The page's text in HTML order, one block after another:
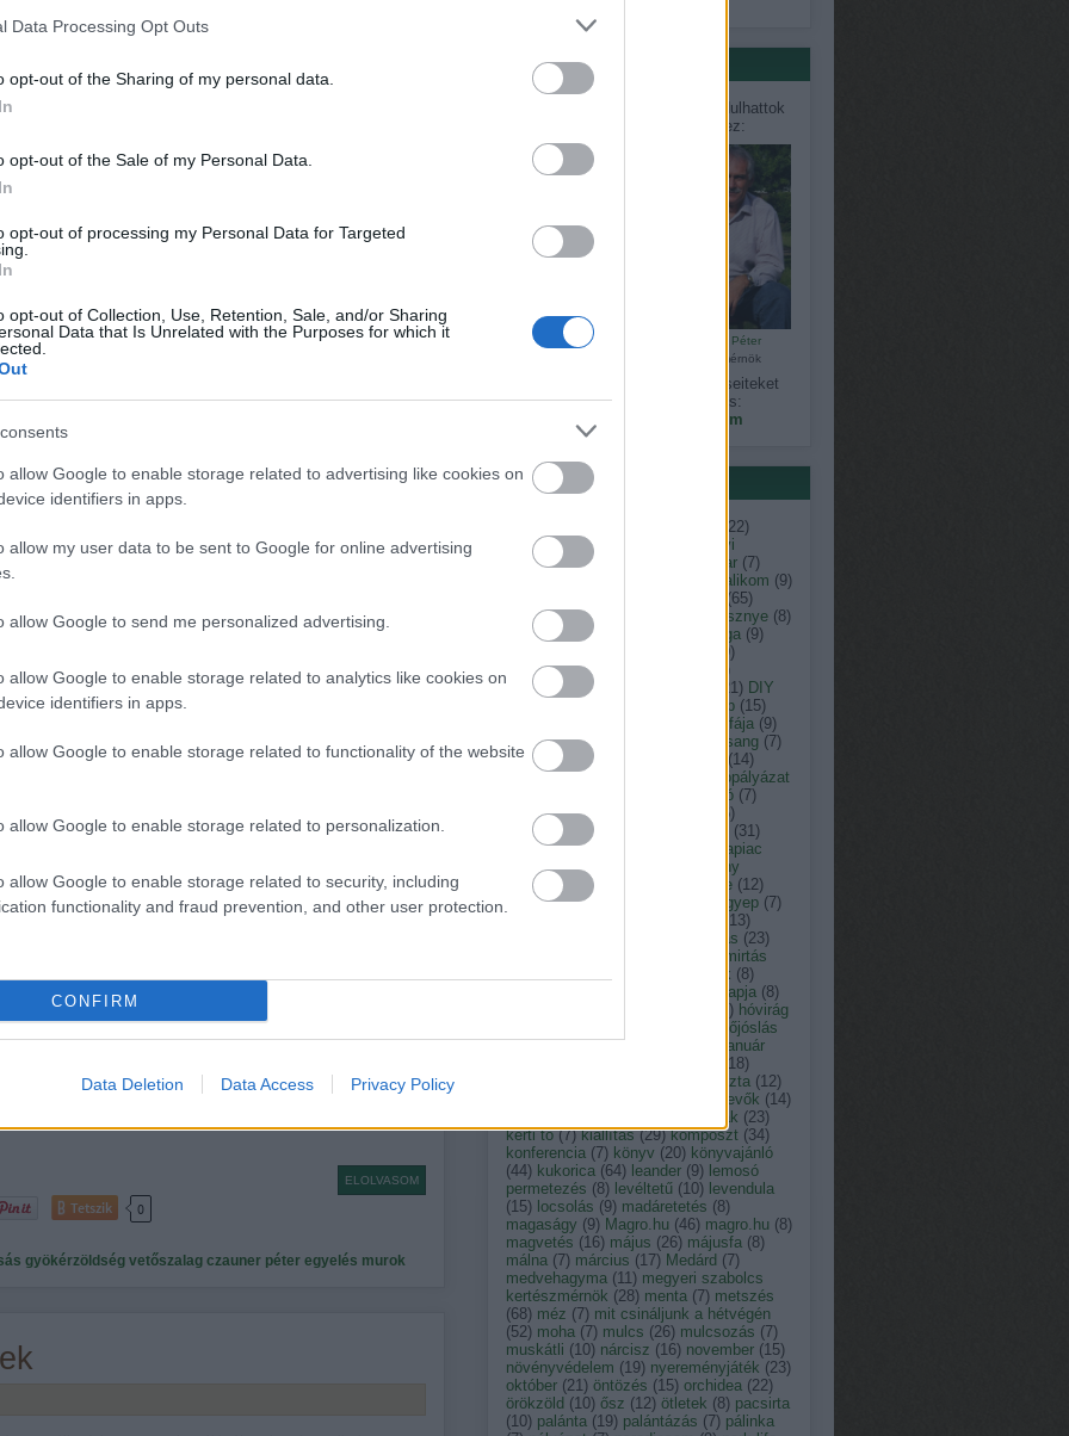
Data Processing Opt Outs
opt-out of the Sharing of my personal data.
opt-out of the Sale of my Personal Data.
opt-out of processing my Personal Data for Targeted
opt-out of Collection, Use, Retention, Sale, and/or Sharing
Data that Is Unrelated with the Purposes for which it
allow Google to enable storage related to advertising like cookies on
identifiers in apps.
allow my user data to be sent to Google for online advertising
allow Google to send me personalized advertising.
allow Google to enable storage related to analytics like cookies on
identifiers in apps.
allow Google to enable storage related to functionality of the website
allow Google to enable storage related to personalization.
allow Google to enable storage related to security, including
functionality and fraud prevention, and other user protection.
CONFIRM
Data Deletion Data Access Privacy Policy
számára még a metszés tudományánál is sejtelmesebb
A kettő közötti hasonlóság: könnyű hibázni, és a
növénynek időre van szüksége, hogy túljusson a bajon, ha
ELOLVASOM
műtrágya czauner péter tápanyaghiány
a permetező
metszésekor a jó szemű és ügyes kezű kertész el tudja
azonban a virtuóz ollókezelésnél több is kell. Van, aki
ELOLVASOM
gyümölcsfa lemosó permetezés czauner péter
aki szeret ásni
katalógusaiban fellelhető sárgarépafotók láttán a
hamar kedve szottyan termesztésével próbálkozni. A
érzi jól magát, pontosabban ilyen közegben fejleszt pompás
ELOLVASOM
Tetszik 0
gyökérzöldség vetőszalag czauner péter egyelés murok
Szakértőink
Kérdésekkel, problémákkal fordulhattok
közvetlenül szakértőinkhez:
Bálint Károly
Czauner Péter
kertészmérnök
Vagy észrevételeiteket, kérdéseiteket
megoszthatjátok velünk is:
kapanyelinfo@gmail.com
Címkék
22)
aratás
(13 arborétum
ásványi
anyagok
33) avar (7)
bazsalikom (9)
(65)
citromfű
) citrusfélék cseresznye (8)
cseresznyefa
csiga (9)
19)
czauner péter
)
december
15 21) DIY
dologtiltó nap (15)
év fája (9)
fagy (11) fagyosszentek farsang (7)
faültetés
február (14)
fitofriday (7)
fotópályázat
fűnyíró (7)
fűszerkert (10 36)
fűszernövények
(31)
füvészkert (
gabonapiac
Gardenexpo
gazdasszony
tanácsai
gépek gesztenye (12)
gomba (8) gombabetegség gyep (7)
13)
gyógyhatás (23)
gyomirtás
hagymások (8)
halottak napja (8)
) hóvirág
időjóslás
(7) immunerősítő
január
18)
káposzta (12)
kártevők (14)
kerti munkák (23)
kerti tó (7) kiállítás (29) komposzt (34)
konferencia (7) könyv (20) könyvajánló
(44) kukorica (64) leander (9) lemosó
permetezés (8) levéltetű (10) levendula
(15) locsolás (9) madáretetés (8)
magaságy (9) Magro.hu (46) magro.hu (8)
magvetés (16) május (26) májusfa (8)
málna (7) március (17) Medárd (7)
medvehagyma (11) megyeri szabolcs
kertészmérnök (28) menta (7) metszés
(68) méz (7) mit csináljunk a hétvégén
(52) moha (7) mulcs (26) mulcsozás (7)
muskátli (10) nárcisz (16) november (15)
növényvédelem (19) nyereményjáték (23)
október (21) öntözés (15) orchidea (22)
örökzöld (10) ősz (12) ötletek (8) pacsirta
(10) palánta (19) palántázás (7) pálinka